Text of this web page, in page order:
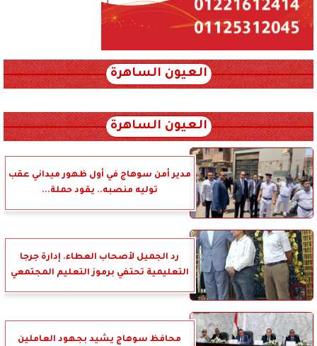
العيون الساهرة
العيون الساهرة
مدير أمن سوهاج في أول ظهور ميداني عقب
توليه منصبه.. يقود حملة...
رد الجميل لأصحاب العطاء. إدارة جرجا
التعليمية تحتفي برموز التعليم المجتمعي
محافظ سوهاج يشيد بجهود العاملين